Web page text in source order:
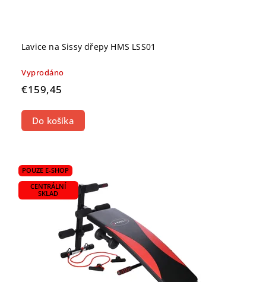
Lavice na Sissy dřepy HMS LSS01
Vyprodáno
€159,45
Do košíka
POUZE E-SHOP
CENTRÁLNÍ
SKLAD